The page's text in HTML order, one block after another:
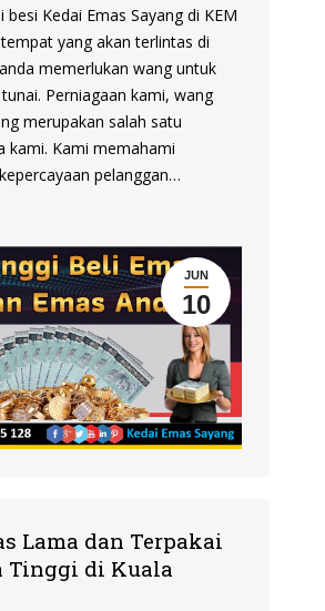
besi Kedai Emas Sayang di KEM
yang akan terlintas di
memerlukan wang untuk
Perniagaan kami, wang
merupakan salah satu
kami. Kami memahami
pelanggan…
JUN
10
Lama dan Terpakai
Tinggi di Kuala